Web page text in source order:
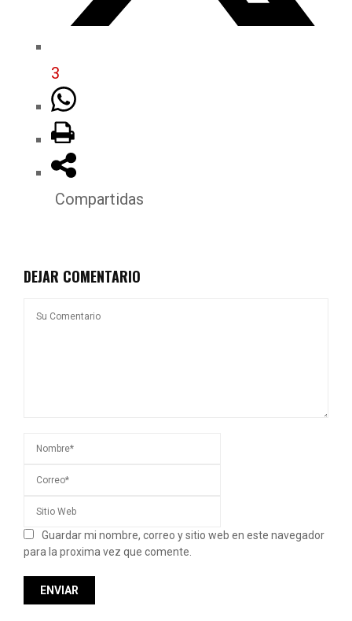
3
Compartidas
DEJAR COMENTARIO
Guardar mi nombre, correo y sitio web en este navegador
para la proxima vez que comente.